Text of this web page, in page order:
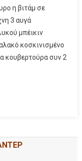
η βιτάμ σε
3 αυγά
μπέικιν
κοσκινισμένο
κουβερτούρα συν 2